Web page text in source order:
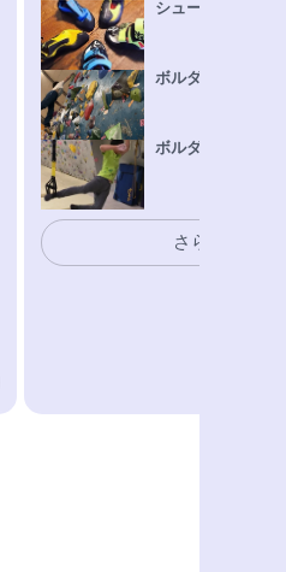
シューズ選びFAQ
ボルダリング上達
ボルダリングトレ
さらに表示